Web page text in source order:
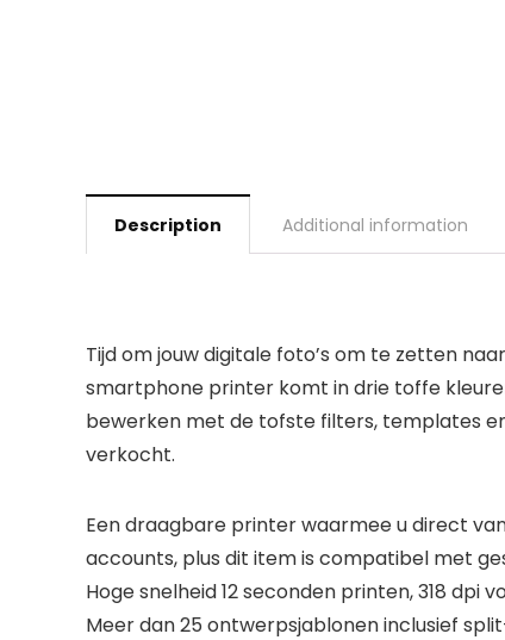
Description Additional information
Tijd om jouw digitale foto’s om te zetten
smartphone printer komt in drie toffe
bewerken met de tofste filters, templates
verkocht.
Een draagbare printer waarmee u direct
accounts, plus dit item is compatibel met
Hoge snelheid 12 seconden printen, 318
Meer dan 25 ontwerpsjablonen inclusief